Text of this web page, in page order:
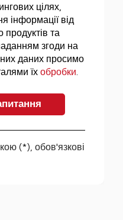
цілях,
інформації від
та
згоди на
даних просимо
їх обробки.
(*), обов'язкові